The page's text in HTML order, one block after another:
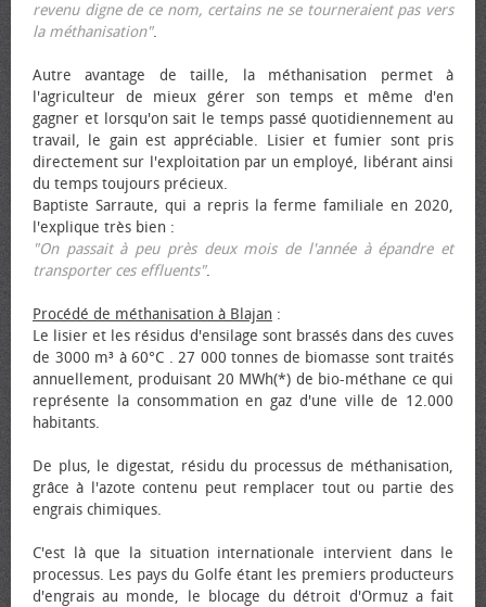
revenu digne de ce nom, certains ne se tourneraient pas vers
la méthanisation".
Autre avantage de taille, la méthanisation permet à
l'agriculteur de mieux gérer son temps et même d'en
gagner et lorsqu'on sait le temps passé quotidiennement au
travail, le gain est appréciable. Lisier et fumier sont pris
directement sur l'exploitation par un employé, libérant ainsi
du temps toujours précieux.
Baptiste Sarraute, qui a repris la ferme familiale en 2020,
l'explique très bien :
"On passait à peu près deux mois de l'année à épandre et
transporter ces effluents".
Procédé de méthanisation à Blajan :
Le lisier et les résidus d'ensilage sont brassés dans des cuves
de 3000 m³ à 60°C . 27 000 tonnes de biomasse sont traités
annuellement, produisant 20 MWh(*) de bio-méthane ce qui
représente la consommation en gaz d'une ville de 12.000
habitants.
De plus, le digestat, résidu du processus de méthanisation,
grâce à l'azote contenu peut remplacer tout ou partie des
engrais chimiques.
C'est là que la situation internationale intervient dans le
processus. Les pays du Golfe étant les premiers producteurs
d'engrais au monde, le blocage du détroit d'Ormuz a fait